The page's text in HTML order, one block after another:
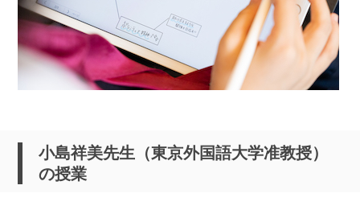
小島祥美先生（東京外国語大学准教授）
の授業